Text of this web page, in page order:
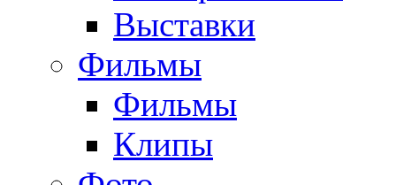
Выставки
Фильмы
Фильмы
Клипы